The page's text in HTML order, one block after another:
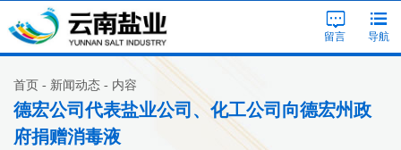
导航
留言
首页 - 新闻动态 - 内容
德宏公司代表盐业公司、化工公司向德宏州政
府捐赠消毒液